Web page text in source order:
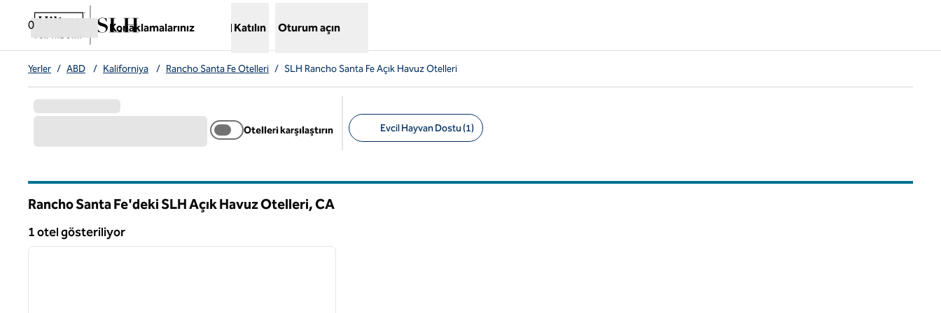
0
Konaklamalarınız Katılın Oturum açın
Yerler / ABD / Kaliforniya / Rancho Santa Fe Otelleri / SLH Rancho Santa Fe Açık Havuz Otelleri
Otelleri karşılaştırın Evcil Hayvan Dostu (1)
Rancho Santa Fe'deki SLH Açık Havuz Otelleri,CA
1 otel gösteriliyor
1 otel gösteriliyor
1 / 12
sonraki görsel